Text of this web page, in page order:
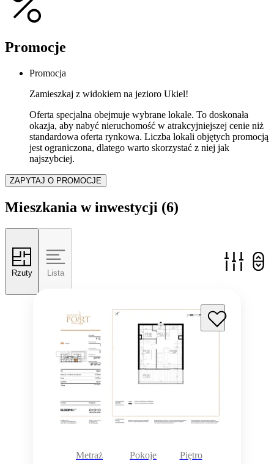
Promocje
Promocja
Zamieszkaj z widokiem na jezioro Ukiel!
Oferta specjalna obejmuje wybrane lokale. To doskonała
okazja, aby nabyć nieruchomość w atrakcyjniejszej cenie niż
standardowa oferta rynkowa. Liczba lokali objętych promocją
jest ograniczona, dlatego warto skorzystać z niej jak
najszybciej.
ZAPYTAJ O PROMOCJE
Mieszkania w inwestycji (6)
Rzuty Lista
Metraż
Pokoje
Piętro